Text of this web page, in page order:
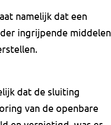
namelijk dat een
ingrijpende middelen
dat de sluiting
van de openbare